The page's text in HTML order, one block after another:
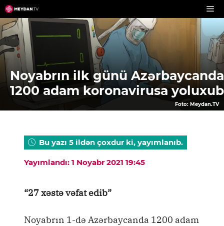
Skip
to
content
Noyabrın ilk günü Azərbaycanda
1200 adam koronavirusa yoluxub
Foto: Meydan.TV
Bu yazı 5 ildən çoxdur ki, yayımlanıb.
Yayımlandı: 1 Noyabr 2021 19:45
“27 xəstə vəfat edib”
Noyabrın 1-də Azərbaycanda 1200 adam